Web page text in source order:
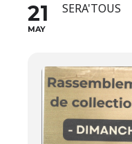
21
MAY
SERA'TOUS